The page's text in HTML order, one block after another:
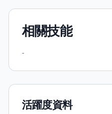
相關技能
-
活躍度資料